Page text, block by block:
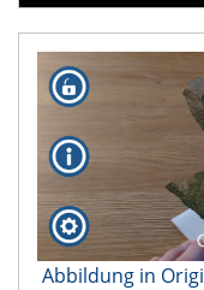
Abbildung in